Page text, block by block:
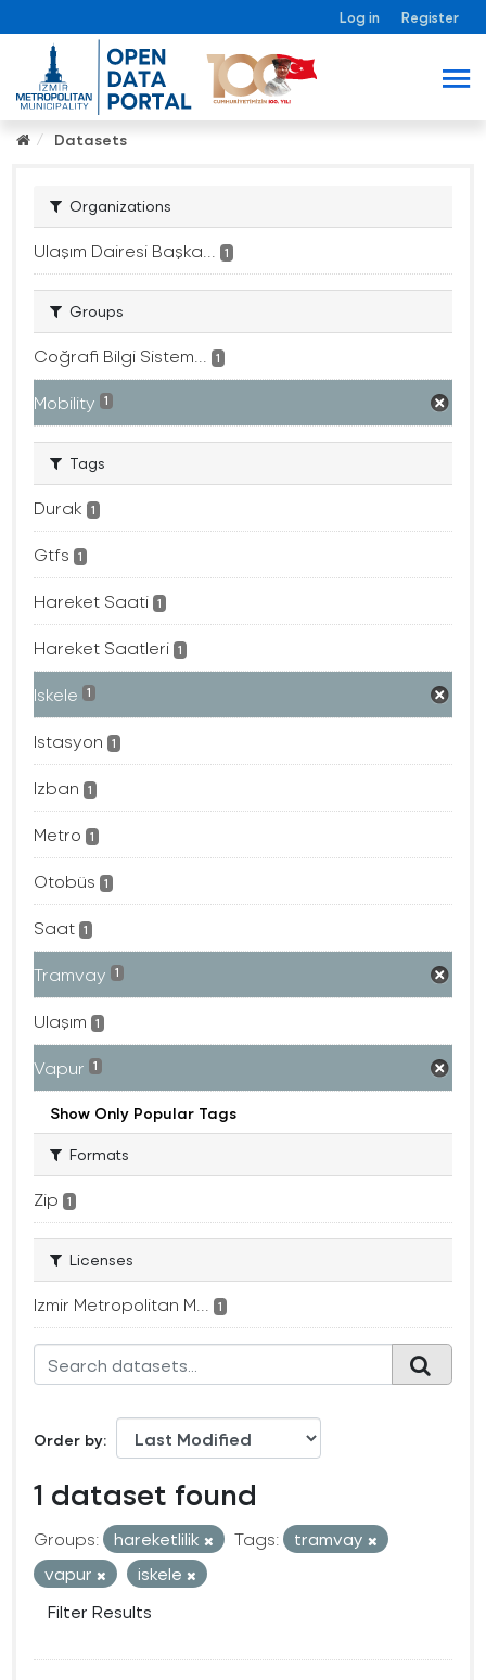
Log in Register
Datasets
Organizations
Ulaşım Dairesi Başka... 1
Groups
Coğrafi Bilgi Sistem... 1
Mobility 1
Tags
Durak 1
Gtfs 1
Hareket Saati 1
Hareket Saatleri 1
Iskele 1
Istasyon 1
Izban 1
Metro 1
Otobüs 1
Saat 1
Tramvay 1
Ulaşım 1
Vapur 1
Show Only Popular Tags
Formats
Zip 1
Licenses
Izmir Metropolitan M... 1
Order by
1 dataset found
Groups: hareketlilik Tags:
tramvay
vapur
iskele
Filter Results